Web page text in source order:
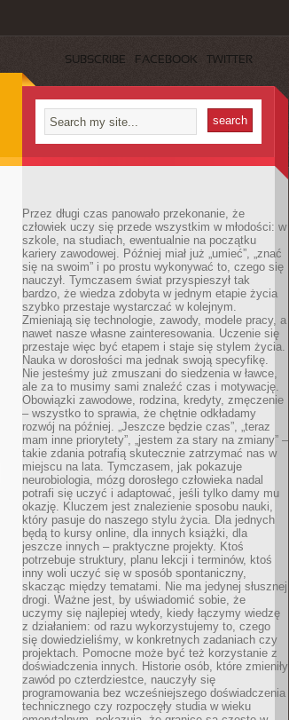
SUBSCRIBE FACEBOOK TWITTER
Przez długi czas panowało przekonanie, że
człowiek uczy się przede wszystkim w młodości: w
szkole, na studiach, ewentualnie na początku
kariery zawodowej. Później miał już „umieć”, „znać
się na swoim” i po prostu wykonywać to, czego się
nauczył. Tymczasem świat przyspieszył tak
bardzo, że wiedza zdobyta w jednym etapie życia
szybko przestaje wystarczać w kolejnym.
Zmieniają się technologie, zawody, modele pracy, a
nawet nasze własne zainteresowania. Uczenie się
przestaje więc być etapem i staje się stylem życia.
Nauka w dorosłości ma jednak swoją specyfikę.
Nie jesteśmy już zmuszani do siedzenia w ławce,
ale za to musimy sami znaleźć czas i motywację.
Obowiązki zawodowe, rodzina, kredyty, zmęczenie
– wszystko to sprawia, że chętnie odkładamy
rozwój na później. „Jeszcze będzie czas”, „teraz
mam inne priorytety”, „jestem za stary na zmiany” –
takie zdania potrafią skutecznie zatrzymać nas w
miejscu na lata. Tymczasem, jak pokazuje
neurobiologia, mózg dorosłego człowieka nadal
potrafi się uczyć i adaptować, jeśli tylko damy mu
okazję. Kluczem jest znalezienie sposobu nauki,
który pasuje do naszego stylu życia. Dla jednych
będą to kursy online, dla innych książki, dla
jeszcze innych – praktyczne projekty. Ktoś
potrzebuje struktury, planu lekcji i terminów, ktoś
inny woli uczyć się w sposób spontaniczny,
skacząc między tematami. Nie ma jedynej słusznej
drogi. Ważne jest, by uświadomić sobie, że
uczymy się najlepiej wtedy, kiedy łączymy wiedzę
z działaniem: od razu wykorzystujemy to, czego
się dowiedzieliśmy, w konkretnych zadaniach czy
projektach. Pomocne może być też korzystanie z
doświadczenia innych. Historie osób, które zmieniły
zawód po czterdziestce, nauczyły się
programowania bez wcześniejszego doświadczenia
technicznego czy rozpoczęły studia w wieku